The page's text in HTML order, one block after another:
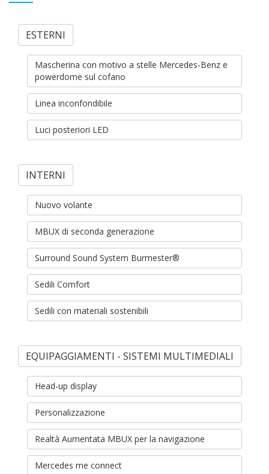
ESTERNI
Mascherina con motivo a stelle Mercedes-Benz e
powerdome sul cofano
Linea inconfondibile
Luci posteriori LED
INTERNI
Nuovo volante
MBUX di seconda generazione
Surround Sound System Burmester®
Sedili Comfort
Sedili con materiali sostenibili
EQUIPAGGIAMENTI - SISTEMI MULTIMEDIALI
Head-up display
Personalizzazione
Realtà Aumentata MBUX per la navigazione
Mercedes me connect